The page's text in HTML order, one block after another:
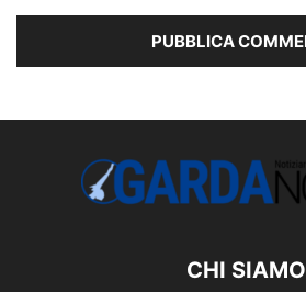
CHI SIAMO